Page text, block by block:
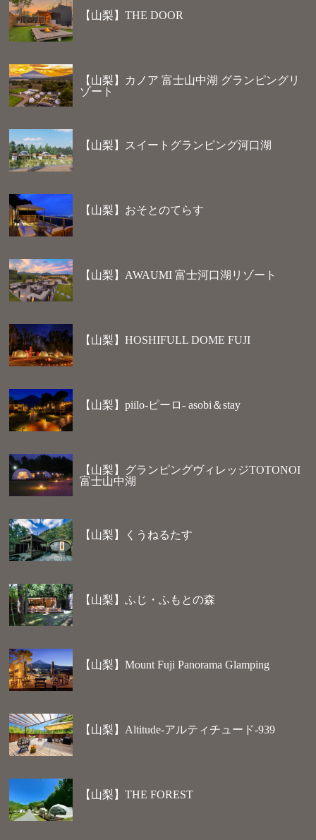
【山梨】THE DOOR
【山梨】カノア 富士山中湖 グランピングリ
ゾート
【山梨】スイートグランピング河口湖
【山梨】おそとのてらす
【山梨】AWAUMI 富士河口湖リゾート
【山梨】HOSHIFULL DOME FUJI
【山梨】piilo-ピーロ- asobi＆stay
【山梨】グランピングヴィレッジTOTONOI
富士山中湖
【山梨】くうねるたす
【山梨】ふじ・ふもとの森
【山梨】Mount Fuji Panorama Glamping
【山梨】Altitude-アルティチュード-939
【山梨】THE FOREST